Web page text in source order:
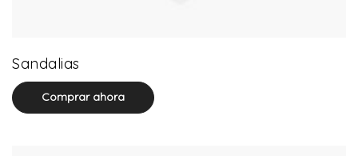
Sandalias
Comprar ahora